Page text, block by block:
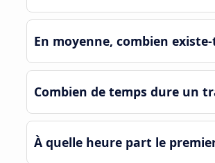
En moyenne, combien
Combien de temps dure un
À quelle heure part le